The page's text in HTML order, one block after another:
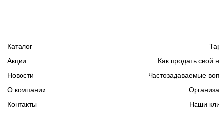
Каталог
Акции
Новости
Как продать свой
Частозадаваемые
О компании
Контакты
Наши